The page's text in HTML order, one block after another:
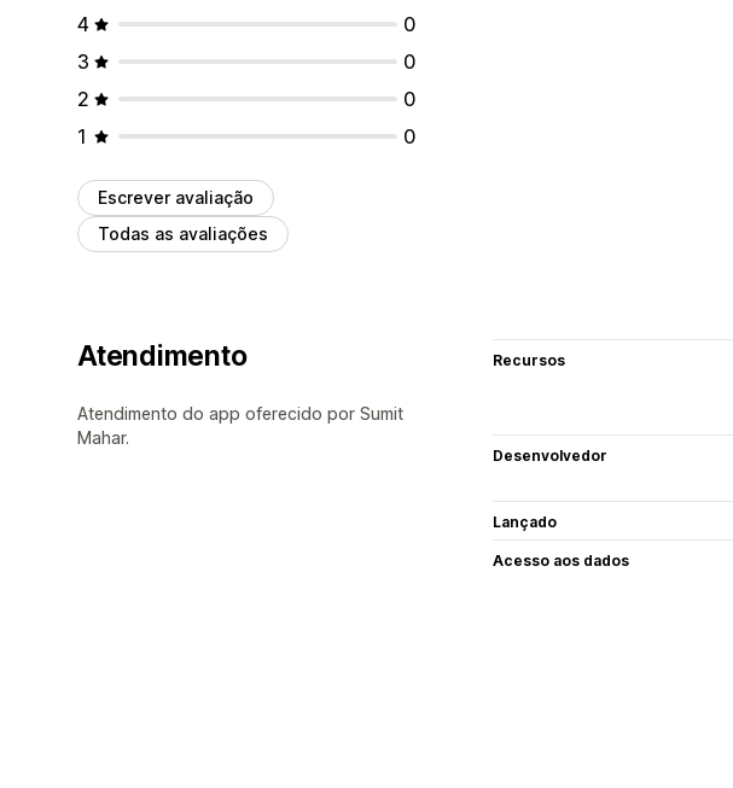
4
0
3
0
2
0
1
0
Escrever avaliação
Todas as avaliações
Atendimento
Atendimento do app oferecido por Sumit
Mahar.
Recursos
Desenvolvedor
Lançado
Acesso aos dados